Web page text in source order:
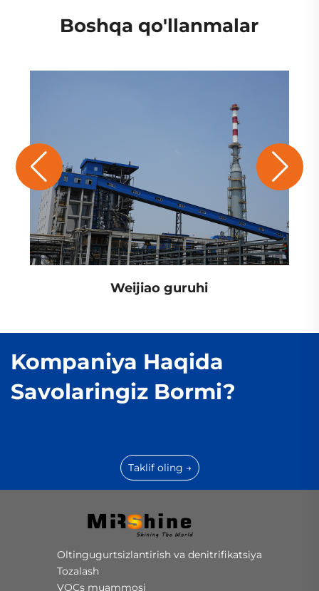
Boshqa qo'llanmalar
Weijiao guruhi
Kompaniya Haqida
Savolaringiz Bormi?
Taklif oling →
Oltingugurtsizlantirish va denitrifikatsiya
Tozalash
VOCs muammosi